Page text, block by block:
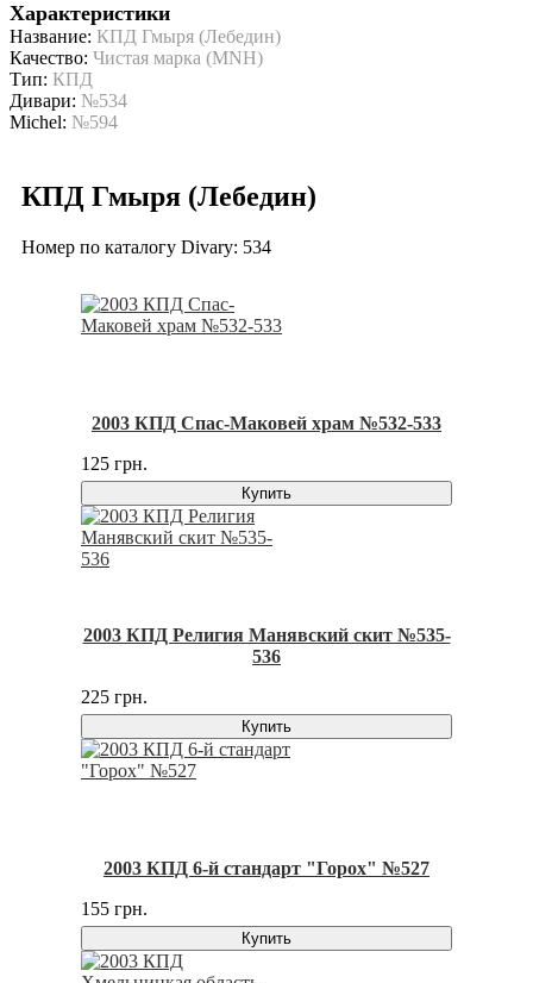
Характеристики
Название: КПД Гмыря (Лебедин)
Качество: Чистая марка (MNH)
Тип: КПД
Дивари: №534
Michel: №594
КПД Гмыря (Лебедин)
Номер по каталогу Divary: 534
2003 КПД Спас-Маковей храм №532-533
125 грн.
Купить
2003 КПД Религия Манявский скит №535-
536
225 грн.
Купить
2003 КПД 6-й стандарт "Горох" №527
155 грн.
Купить